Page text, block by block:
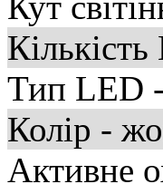
Тип LED
Колір -
Активне